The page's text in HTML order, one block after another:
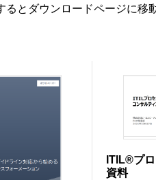
とダウンロードページに移
ITIL®プ
資料